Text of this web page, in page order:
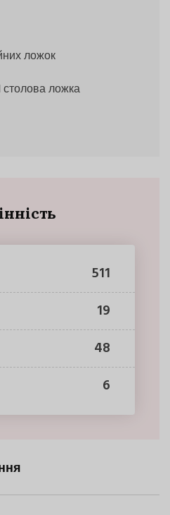
ложок
столова ложка
511
19
48
6